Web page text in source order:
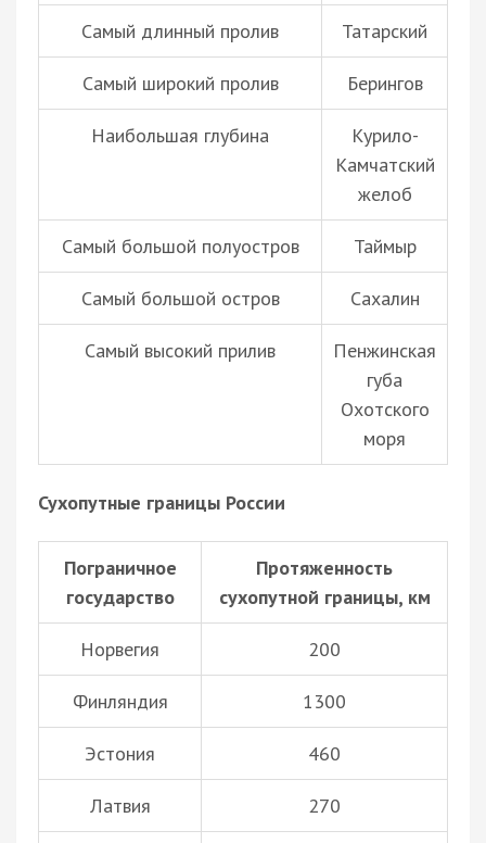
Самый длинный пролив Татарский
Самый широкий пролив Берингов
Наибольшая глубина
Курило-
Камчатский
желоб
Самый большой полуостров Таймыр
Самый большой остров Сахалин
Самый высокий прилив
Пенжинская
губа
Охотского
моря
Сухопутные границы России
Пограничное
государство
Протяженность
сухопутной границы, км
Норвегия 200
Финляндия 1300
Эстония 460
Латвия 270